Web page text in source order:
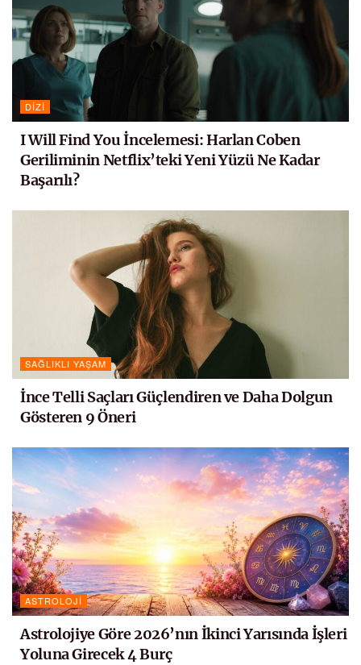
DIZI
I Will Find You İncelemesi: Harlan Coben
Geriliminin Netflix’teki Yeni Yüzü Ne Kadar
Başarılı?
SAĞLIKLI YAŞAM
İnce Telli Saçları Güçlendiren ve Daha Dolgun
Gösteren 9 Öneri
ASTROLOJI
Astrolojiye Göre 2026’nın İkinci Yarısında İşleri
Yoluna Girecek 4 Burç